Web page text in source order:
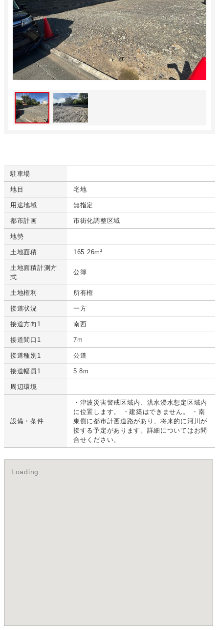
駐車場
地目 宅地
用途地域 無指定
都市計画 市街化調整区域
地勢
土地面積 165.26m²
土地面積計測方
式
公簿
土地権利 所有権
接道状況 一方
接道方向1 南西
接道間口1 7m
接道種別1 公道
接道幅員1 5.8m
周辺環境
設備・条件
・津波災害警戒区域内、洪水浸水想定区域内
に位置します。 ・建築はできません。 ・南
東側に都市計画道路があり、将来的に河川が
接する予定があります。詳細についてはお問
合せください。
Loading...